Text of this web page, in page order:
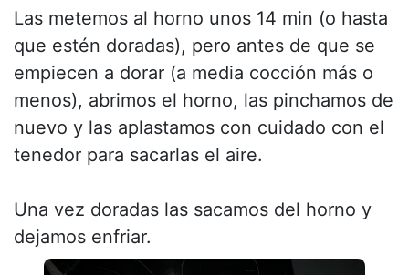
Las metemos al horno unos 14 min (o hasta
que estén doradas), pero antes de que se
empiecen a dorar (a media cocción más o
menos), abrimos el horno, las pinchamos de
nuevo y las aplastamos con cuidado con el
tenedor para sacarlas el aire.
Una vez doradas las sacamos del horno y
dejamos enfriar.